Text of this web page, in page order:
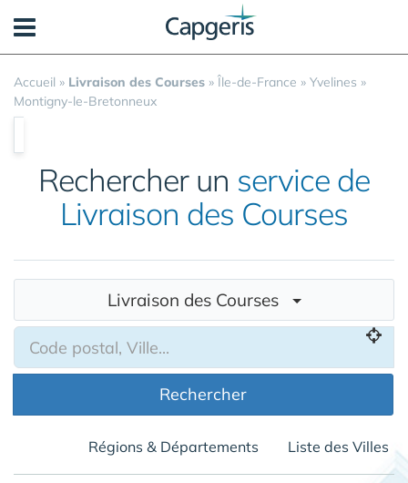
Accueil » Livraison des Courses » Île-de-France » Yvelines »
Montigny-le-Bretonneux
Rechercher un service de
Livraison des Courses
Livraison des Courses
Rechercher
Régions & Départements Liste des Villes